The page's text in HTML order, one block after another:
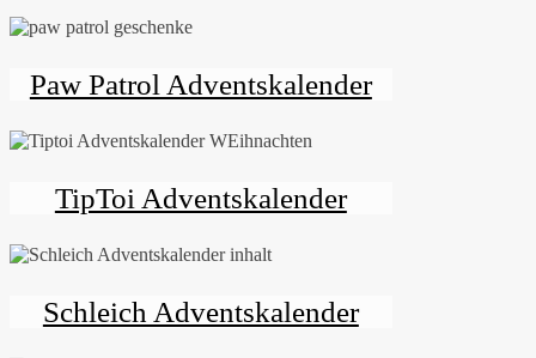
Paw Patrol Adventskalender
TipToi Adventskalender
Schleich Adventskalender